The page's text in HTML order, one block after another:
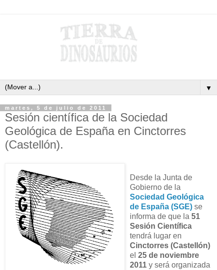
▼
martes, 5 de julio de 2011
Sesión científica de la Sociedad
Geológica de España en Cinctorres
(Castellón).
Desde la Junta de
Gobierno de la
Sociedad Geológica
de España (SGE) se
informa de que la 51
Sesión Científica
tendrá lugar en
Cinctorres (Castellón)
el 25 de noviembre
2011 y será organizada